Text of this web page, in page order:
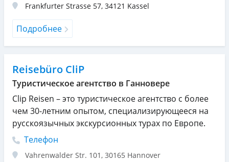
Frankfurter Strasse 57, 34121 Kassel
Подробнее
Reisebüro CliP
Туристическое агентство в Ганновере
Clip Reisen – это туристическое агентство с более
чем 30-летним опытом, специализирующееся на
русскоязычных экскурсионных турах по Европе.
Телефон
Vahrenwalder Str. 101 , 30165 Hannover